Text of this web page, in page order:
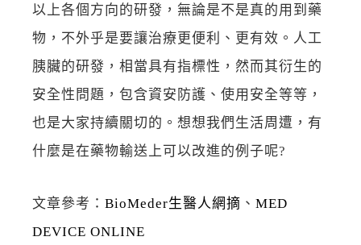
以上各個方向的研發，無論是不是真的用到藥
物，不外乎是要讓治療更便利、更有效。人工
胰臟的研發，相當具有指標性，然而其衍生的
安全性問題，包含資安防護、使用安全等等，
也是大家持續關切的。想想我們生活周遭，有
什麼是在藥物輸送上可以改進的例子呢?
文章參考： BioMeder生醫人網摘 、 MED
DEVICE ONLINE